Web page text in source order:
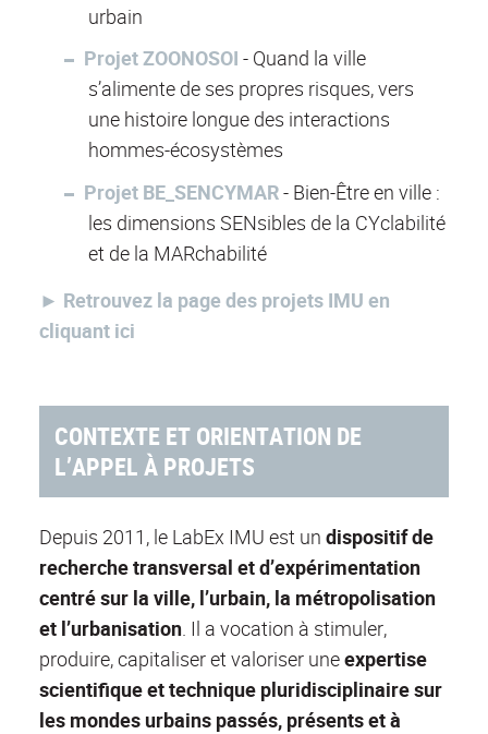
urbain
Projet ZOONOSOI - Quand la ville
s’alimente de ses propres risques, vers
une histoire longue des interactions
hommes-écosystèmes
Projet BE_SENCYMAR- Bien-Être en ville :
les dimensions SENsibles de la CYclabilité
et de la MARchabilité
► Retrouvez la page des projets IMU en
cliquant ici
CONTEXTE ET ORIENTATION DE
L’APPEL À PROJETS
Depuis 2011, le LabEx IMU est un dispositif de
recherche transversal et d’expérimentation
centré sur la ville, l’urbain, la métropolisation
et l’urbanisation. Il a vocation à stimuler,
produire, capitaliser et valoriser uneexpertise
scientifique et technique pluridisciplinaire sur
les mondes urbains passés, présents et à